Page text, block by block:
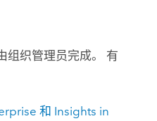
组织管理员完成。 有
和 Insights in